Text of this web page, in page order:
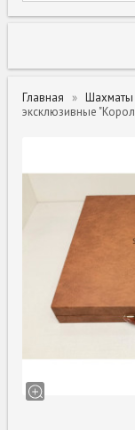
Главная Шахматы
эксклюзивные